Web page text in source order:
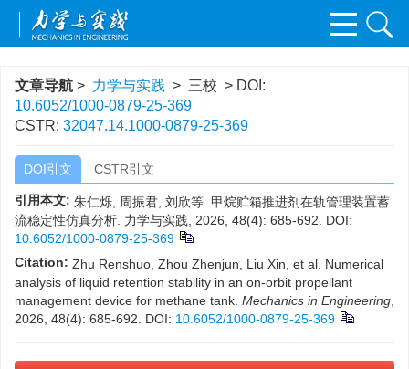
文章导航 > 力学与实践 > 三校 > DOI:
10.6052/1000-0879-25-369
CSTR: 32047.14.1000-0879-25-369
DOI引文 CSTR引文
引用本文: 朱仁烁, 周振君, 刘欣等. 甲烷贮箱推进剂在轨管理装置蓄
流稳定性仿真分析. 力学与实践, 2026, 48(4): 685-692.
DOI:
10.6052/1000-0879-25-369
Citation: Zhu Renshuo, Zhou Zhenjun, Liu Xin, et al. Numerical
analysis of liquid retention stability in an on-orbit propellant
management device for methane tank. Mechanics in Engineering
2026, 48(4): 685-692.
DOI: 10.6052/1000-0879-25-369